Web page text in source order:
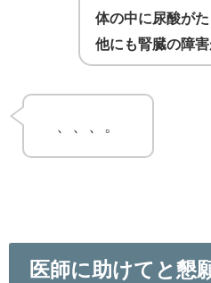
体の中に尿酸がた
他にも腎臓の障害
、、、。
医師に助けてと懇